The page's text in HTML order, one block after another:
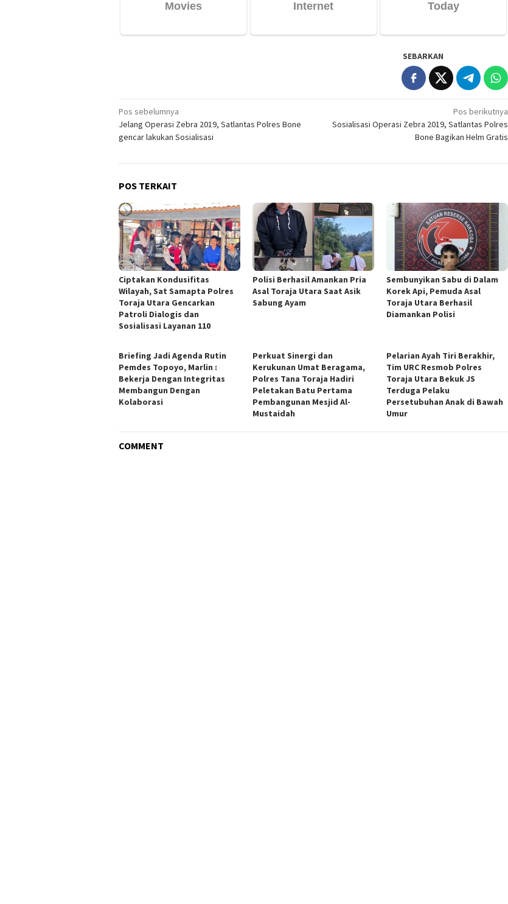
SEBARKAN
Navigasi
pos
Pos sebelumnya
Jelang Operasi Zebra 2019, Satlantas Polres Bone
gencar lakukan Sosialisasi
Pos berikutnya
Sosialisasi Operasi Zebra 2019, Satlantas Polres
Bone Bagikan Helm Gratis
POS TERKAIT
Ciptakan Kondusifitas
Wilayah, Sat Samapta Polres
Toraja Utara Gencarkan
Patroli Dialogis dan
Sosialisasi Layanan 110
Polisi Berhasil Amankan Pria
Asal Toraja Utara Saat Asik
Sabung Ayam
Sembunyikan Sabu di Dalam
Korek Api, Pemuda Asal
Toraja Utara Berhasil
Diamankan Polisi
Briefing Jadi Agenda Rutin
Pemdes Topoyo, Marlin :
Bekerja Dengan Integritas
Membangun Dengan
Kolaborasi
Perkuat Sinergi dan
Kerukunan Umat Beragama,
Polres Tana Toraja Hadiri
Peletakan Batu Pertama
Pembangunan Mesjid Al-
Mustaidah
Pelarian Ayah Tiri Berakhir,
Tim URC Resmob Polres
Toraja Utara Bekuk JS
Terduga Pelaku
Persetubuhan Anak di Bawah
Umur
COMMENT